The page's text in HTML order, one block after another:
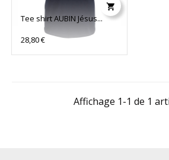

Tee shirt AUBIN Jésus...
28,80 €
Affichage 1-1 de 1